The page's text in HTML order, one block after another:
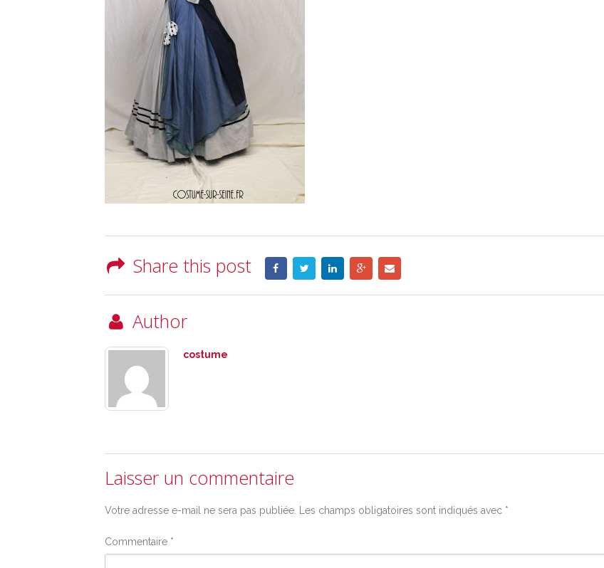
Share this post
Author
costume
Laisser un commentaire
Votre adresse e-mail ne sera pas publiée. Les champs obligatoires sont indiqués avec *
Commentaire *